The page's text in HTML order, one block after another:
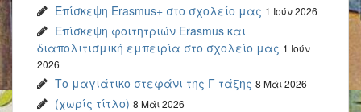
Επίσκεψη Erasmus+ στο σχολείο μας 1 Ιούν 2026
Επίσκεψη φοιτητριών Erasmus και
διαπολιτισμική εμπειρία στο σχολείο μας 1 Ιούν
2026
Το μαγιάτικο στεφάνι της Γ τάξης 8 Μάι 2026
(χωρίς τίτλο) 8 Μάι 2026